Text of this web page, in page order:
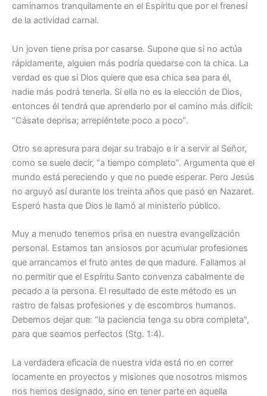
caminamos tranquilamente en el Espíritu que por el frenesí
de la actividad carnal.
Un joven tiene prisa por casarse. Supone que si no actúa
rápidamente, alguien más podría quedarse con la chica. La
verdad es que si Dios quiere que esa chica sea para él,
nadie más podrá tenerla. Si ella no es la elección de Dios,
entonces él tendrá que aprenderlo por el camino más difícil:
“Cásate deprisa; arrepiéntete poco a poco”.
Otro se apresura para dejar su trabajo e ir a servir al Señor,
como se suele decir, “a tiempo completo”. Argumenta que el
mundo está pereciendo y que no puede esperar. Pero Jesús
no arguyó así durante los treinta años que pasó en Nazaret.
Esperó hasta que Dios le llamó al ministerio público.
Muy a menudo tenemos prisa en nuestra evangelización
personal. Estamos tan ansiosos por acumular profesiones
que arrancamos el fruto antes de que madure. Fallamos al
no permitir que el Espíritu Santo convenza cabalmente de
pecado a la persona. El resultado de este método es un
rastro de falsas profesiones y de escombros humanos.
Debemos dejar que: “la paciencia tenga su obra completa”,
para que seamos perfectos (Stg. 1:4).
La verdadera eficacia de nuestra vida está no en correr
locamente en proyectos y misiones que nosotros mismos
nos hemos designado, sino en tener parte en aquella